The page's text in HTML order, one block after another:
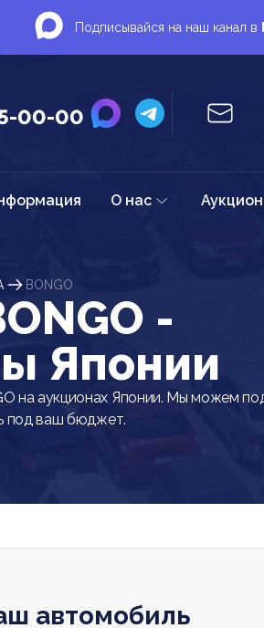
Подписывайся на наш канал в
00-00
О нас
BONGO
-
Японии
на аукционах Японии. Мы можем
под ваш бюджет.
автомобиль